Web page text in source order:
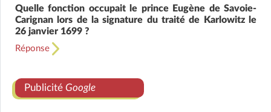
Quelle fonction occupait le prince Eugène de Savoie-
Carignan lors de la signature du traité de Karlowitz le
26 janvier 1699 ?
Réponse
Publicité Google